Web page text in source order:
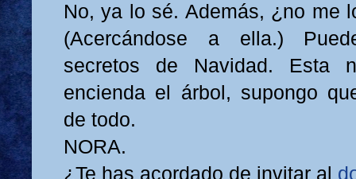
No, ya lo sé. Además, ¿no me
(Acercándose a ella.)
secretos de Navidad. Esta
encienda el árbol, supongo
de todo.
NORA.
¿Te has acordado de invitar al